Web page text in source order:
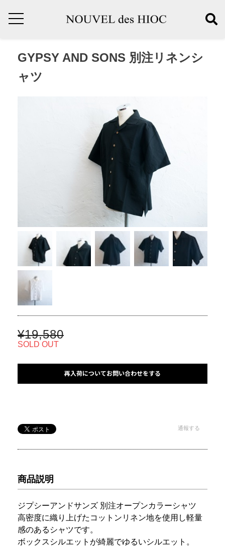
GYPSY AND SONS 別注リネンシ
ャツ
¥19,580
SOLD OUT
再入荷についてお問い合わせをする
通報する
商品説明
ジプシーアンドサンズ 別注オープンカラーシャツ
高密度に織り上げたコットンリネン地を使用し軽量
感のあるシャツです。
ボックスシルエットが綺麗でゆるいシルエット。